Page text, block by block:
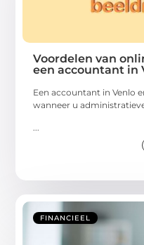
Voordelen van
een accountant in
Een accountant in Venlo
wanneer u
FINANCIEEL